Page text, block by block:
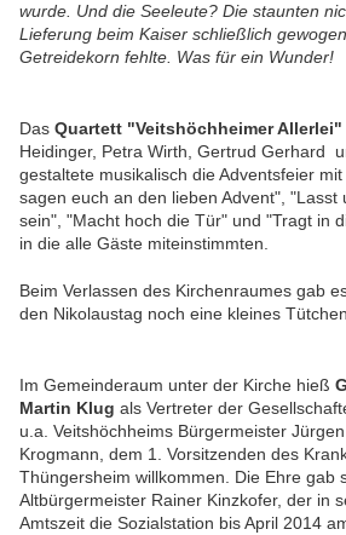
wurde. Und die Seeleute? Die staunten
Lieferung beim Kaiser schließlich
Getreidekorn fehlte. Was für ein Wunder!
Das Quartett "Veitshöchheimer Allerlei"
Heidinger, Petra Wirth, Gertrud Gerhard
gestaltete musikalisch die Adventsfeier
sagen euch an den lieben Advent", "Lasst
sein", "Macht hoch die Tür" und "Tragt in
in die alle Gäste miteinstimmten.
Beim Verlassen des Kirchenraumes gab
den Nikolaustag noch eine kleines
Im Gemeinderaum unter der Kirche hieß
Martin Klug als Vertreter der
u.a. Veitshöchheims Bürgermeister
Krogmann, dem 1. Vorsitzenden des
Thüngersheim willkommen. Die Ehre gab
Altbürgermeister Rainer Kinzkofer, der in
Amtszeit die Sozialstation bis April 2014